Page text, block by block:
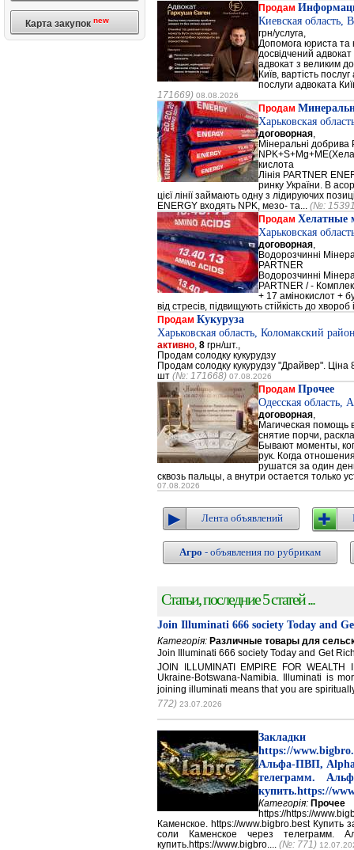
Карта закупок new
Продам
Киевская область,
грн/услуга,
Допомога юриста та
досвідчений
адвокат з великим
Київ, вартість
послуги адвоката
171669) 08.08.2026
Продам
Харьковская
договорная
Мінеральні добрива
кислота
Лінія PARTNER
ринку України. В
цієї лінії займають одну з лідируючих
ENERGY входять NPK, мезо- та... (№:
Продам Хелатные
Харьковская
договорная
Водорозчинні
PARTNER
Водорозчинні
PARTNER / -
+ 17 амінокислот +
від стресів, підвищують стійкість до хвороб
Продам Кукуруза
Харьковская область, Коломакский
активно 8 грн/шт.,
Продам солодку кукурудзу
Продам солодку кукурудзу "Драйвер". Ціна
шт (№: 171668) 07.08.2026
Продам Прочее
Одесская область,
договорная
Магическая помощь
снятие порчи,
Бывают моменты,
рук. Когда
рушатся за один
сквозь пальцы, а внутри остается только
07.08.2026
Лента объявлений
Агро - объявления по рубрикам
Статьи, последние 5 статей ...
Join Illuminati 666 society Today and
Категорія: Различные товары для
Join Illuminati 666 society Today and Get
JOIN ILLUMINATI EMPIRE FOR WEALTH
Ukraine-Botswana-Namibia. Illuminati is
joining illuminati means that you are
772) 23.07.2026
Закладки
https://
Альфа-ПВП, Alpha
телеграмм.
купить.https://
Категорія: Прочее
https://https://
Каменское. https://www.bigbro.best Купить
соли Каменское через телеграмм.
купить.https://www.bigbro.... (№: 771)